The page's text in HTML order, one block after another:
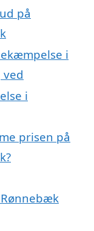
på
i
i
prisen på